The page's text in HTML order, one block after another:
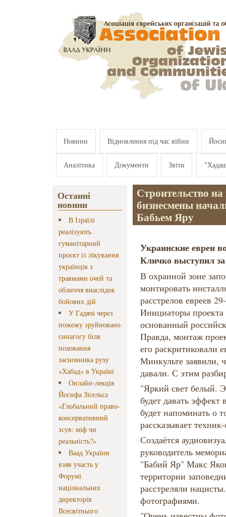
Новини Відновлення під час війни
Аналітика Документи Звіти
Останні
новини
В Ізраїлі
реалізують
гуманітарний
проєкт із лікування
українців з
травмами очей та
обличчя внаслідок
бойових дій
У Гадячі через
пожежу зруйновано
синагогу біля
поховання
засновника руху
«Хабад» в Україні
Онлайн-лекція
Йосифа Зісельса
«Глобальний право-
консервативний
зсув: міф чи
реальність?»
Ваад України
взяв участь у
Форумі
національних
директорів
Всесвітнього
Строительство на
бизнесмены
Бабьем Яру
Украинские евреи
Кличко выступил за
В охранной зоне
монтировать
расстрелов евреев
Инициаторы
основанный
Правда, монтаж
его раскритиковали
Минкульте заявили,
давали. С этим
"Яркий свет белый.
будет давать
будет напоминать о
рассказывает
Создаётся
руководитель
"Бабий Яр" Макс
территории
расстреляли
фотографиями.